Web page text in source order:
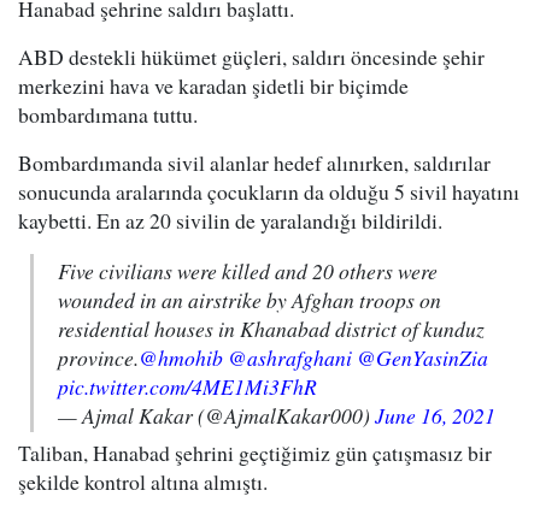
Hanabad şehrine saldırı başlattı.
ABD destekli hükümet güçleri, saldırı öncesinde şehir
merkezini hava ve karadan şidetli bir biçimde
bombardımana tuttu.
Bombardımanda sivil alanlar hedef alınırken, saldırılar
sonucunda aralarında çocukların da olduğu 5 sivil hayatını
kaybetti. En az 20 sivilin de yaralandığı bildirildi.
Five civilians were killed and 20 others were
wounded in an airstrike by Afghan troops on
residential houses in Khanabad district of kunduz
province.@hmohib @ashrafghani @GenYasinZia
pic.twitter.com/4ME1Mi3FhR
— Ajmal Kakar (@AjmalKakar000) June 16, 2021
Taliban, Hanabad şehrini geçtiğimiz gün çatışmasız bir
şekilde kontrol altına almıştı.